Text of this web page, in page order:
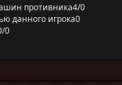
противника4/0
данного игрока0
0